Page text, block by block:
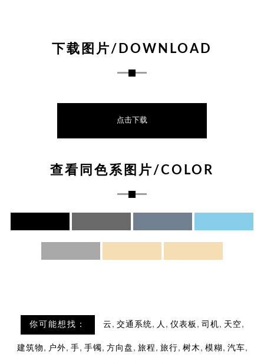
下载图片/DOWNLOAD
点击下载
查看同色系图片/COLOR
你可能想找： 云 , 交通系统, 人 , 仪表板 , 司机, 天空,
建筑物 , 户外, 手, 手镯, 方向盘 , 旅程 , 旅行, 树木 , 模糊 , 汽车,